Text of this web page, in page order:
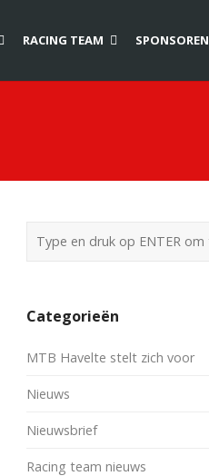
RACING TEAM SPONSOREN
Categorieën
MTB Havelte stelt zich voor
Nieuws
Nieuwsbrief
Racing team nieuws